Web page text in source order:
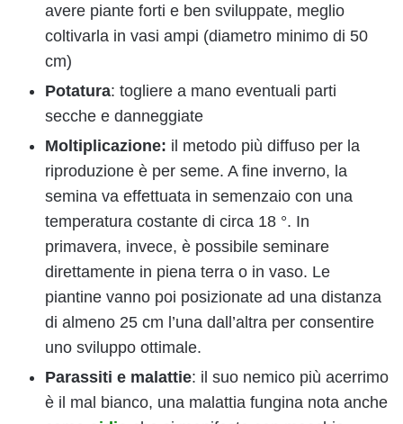
avere piante forti e ben sviluppate, meglio
coltivarla in vasi ampi (diametro minimo di 50
cm)
Potatura: togliere a mano eventuali parti
secche e danneggiate
Moltiplicazione: il metodo più diffuso per la
riproduzione è per seme. A fine inverno, la
semina va effettuata in semenzaio con una
temperatura costante di circa 18 °. In
primavera, invece, è possibile seminare
direttamente in piena terra o in vaso. Le
piantine vanno poi posizionate ad una distanza
di almeno 25 cm l’una dall’altra per consentire
uno sviluppo ottimale.
Parassiti e malattie: il suo nemico più acerrimo
è il mal bianco, una malattia fungina nota anche